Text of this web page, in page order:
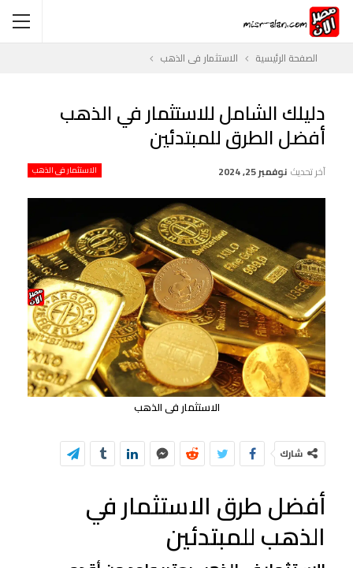
الصفحة الرئيسية الاستثمار فى الذهب
دليلك الشامل للاستثمار في الذهب
أفضل الطرق للمبتدئين
الاستثمار فى الذهب آخر تحديث نوفمبر 25, 2024
الاستثمار فى الذهب
شارك
أفضل طرق الاستثمار في
الذهب للمبتدئين